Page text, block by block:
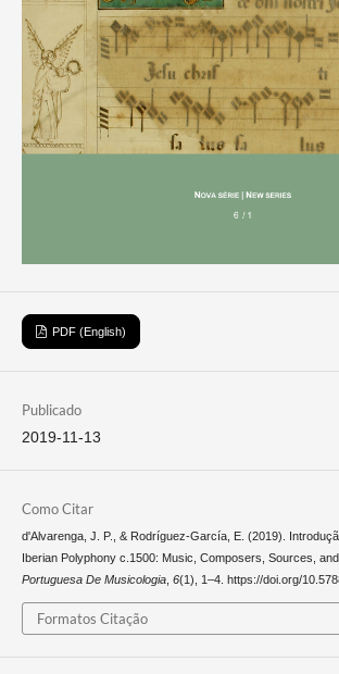
PDF (English)
Publicado
2019-11-13
Como Citar
d'Alvarenga, J. P., & Rodríguez-García, E. (2019).
Iberian Polyphony c.1500: Music, Composers, Sources,
Portuguesa De Musicologia, 6(1), 1–4. https://doi.org/
Formatos Citação